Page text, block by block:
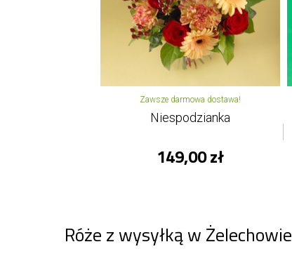
Zawsze darmowa dostawa!
Niespodzianka
149,00 zł
Róże z wysyłką w Żelechowie